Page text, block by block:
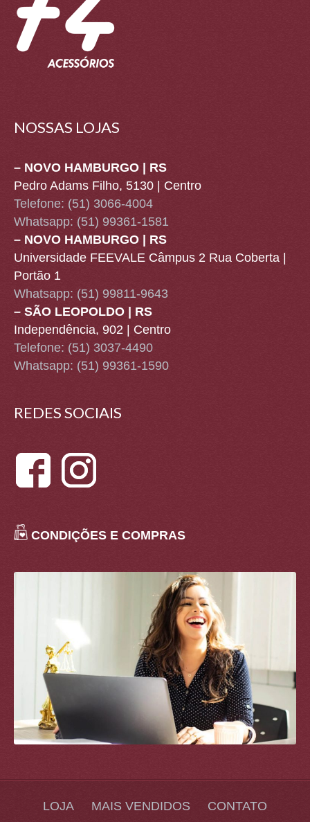
NOSSAS LOJAS
– NOVO HAMBURGO | RS
Pedro Adams Filho, 5130 | Centro
Telefone: (51) 3066-4004
Whatsapp: (51) 99361-1581
– NOVO HAMBURGO | RS
Universidade FEEVALE Câmpus 2 Rua Coberta |
Portão 1
Whatsapp: (51) 99811-9643
– SÃO LEOPOLDO | RS
Independência, 902 | Centro
Telefone: (51) 3037-4490
Whatsapp: (51) 99361-1590
REDES SOCIAIS
CONDIÇÕES E COMPRAS
LOJA MAIS VENDIDOS CONTATO